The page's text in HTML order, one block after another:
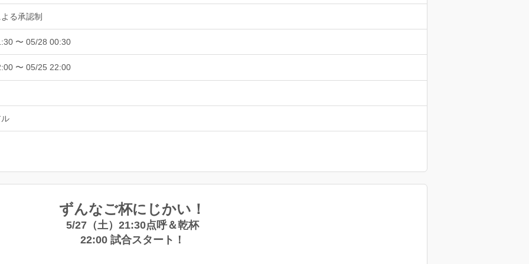
る承認制
〜 05/28 00:30
〜 05/25 22:00
ずんなご杯にじかい！
5/27（土）21:30点呼＆乾杯
22:00 試合スタート！